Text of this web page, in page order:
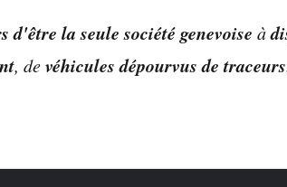
d'être la seule société genevoise à
, devéhicules dépourvus de traceurs